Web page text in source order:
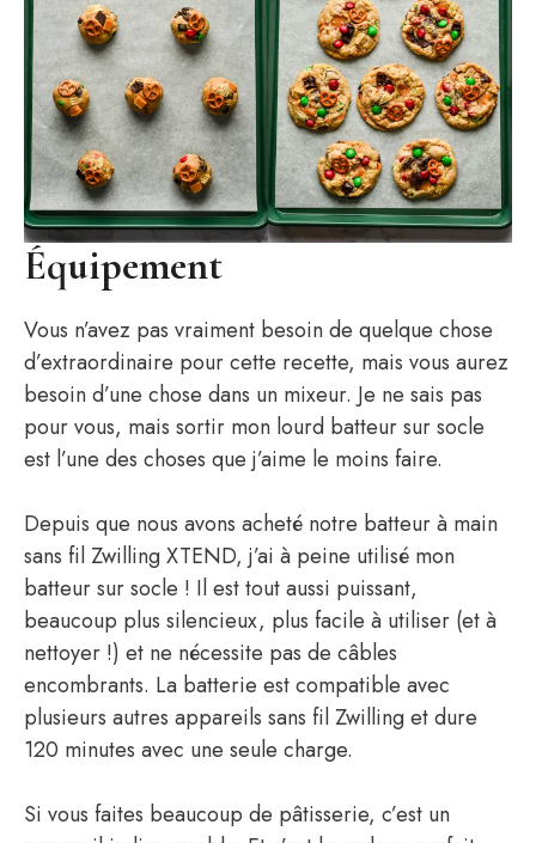
Équipement
Vous n’avez pas vraiment besoin de quelque chose
d’extraordinaire pour cette recette, mais vous aurez
besoin d’une chose dans un mixeur. Je ne sais pas
pour vous, mais sortir mon lourd batteur sur socle
est l’une des choses que j’aime le moins faire.
Depuis que nous avons acheté notre batteur à main
sans fil Zwilling XTEND, j’ai à peine utilisé mon
batteur sur socle ! Il est tout aussi puissant,
beaucoup plus silencieux, plus facile à utiliser (et à
nettoyer !) et ne nécessite pas de câbles
encombrants. La batterie est compatible avec
plusieurs autres appareils sans fil Zwilling et dure
120 minutes avec une seule charge.
Si vous faites beaucoup de pâtisserie, c’est un